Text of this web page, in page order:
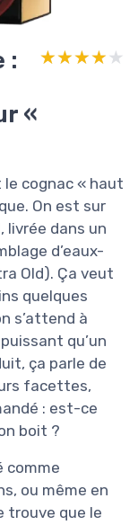
:
«
★★★★★
★★★★★
le cognac « haut
On est sur
livrée dans un
d’eaux-
Old). Ça veut
quelques
s’attend à
qu’un
ça parle de
facettes,
: est-ce
boit ?
comme
ou même en
trouve que le